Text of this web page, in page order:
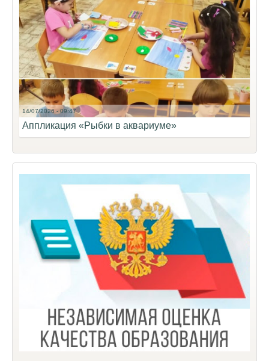
14/07/2026 - 09:47
Аппликация «Рыбки в аквариуме»